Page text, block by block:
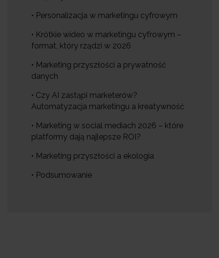
• Personalizacja w marketingu cyfrowym
• Krótkie wideo w marketingu cyfrowym –
format, który rządzi w 2026
• Marketing przyszłości a prywatność
danych
• Czy AI zastąpi marketerów?
Automatyzacja marketingu a kreatywność
• Marketing w social mediach 2026 – które
platformy dają najlepsze ROI?
• Marketing przyszłości a ekologia
• Podsumowanie